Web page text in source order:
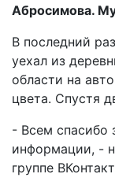
Абросимова.
В последний
уехал из
области на
цвета. Спустя
- Всем спасибо
информации, -
группе